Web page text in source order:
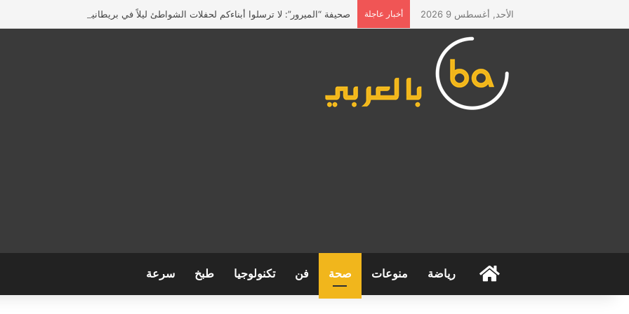
الأحد, أغسطس 9 2026 أخبار عاجلة صحيفة “الميرور”: لا ترسلوا أبناءكم لحفلات الشواطئ ليلاً في بريطانيا
الرئيسيةرياضة منوعات صحة فن تكنولوجيا طبخ سرعة